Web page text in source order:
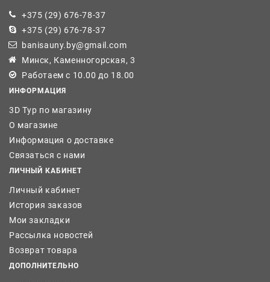
+375 (29) 676-78-37
+375 (29) 676-78-37
banisauny.by@gmail.com
Минск, Каменногорская, 3
Работаем с 10.00 до 18.00
ИНФОРМАЦИЯ
3D Тур по магазину
О магазине
Информация о доставке
Связаться с нами
ЛИЧНЫЙ КАБИНЕТ
Личный кабинет
История заказов
Мои закладки
Рассылка новостей
Возврат товара
ДОПОЛНИТЕЛЬНО